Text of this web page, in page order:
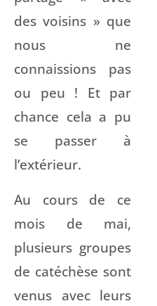
des voisins » que
nous ne
connaissions pas
ou peu ! Et par
chance cela a pu
se passer à
l’extérieur.
Au cours de ce
mois de mai,
plusieurs groupes
de catéchèse sont
venus avec leurs